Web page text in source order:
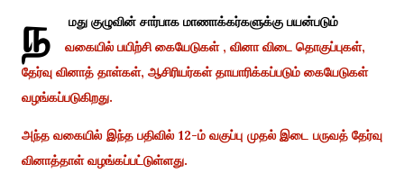
ந
மது குழுவின் சார்பாக மாணாக்கர்களுக்கு பயன்படும்
வகையில் பயிற்சி கையேடுகள் , வினா விடை தொகுப்புகள்,
தேர்வு வினாத் தாள்கள், ஆசிரியர்கள் தாயாரிக்கப்படும் கையேடுகள்
வழங்கப்படுகிறது.
அந்த வகையில் இந்த பதிவில் 12-ம் வகுப்பு முதல் இடை பருவத் தேர்வு
வினாத்தாள் வழங்கப்பட்டுள்ளது.